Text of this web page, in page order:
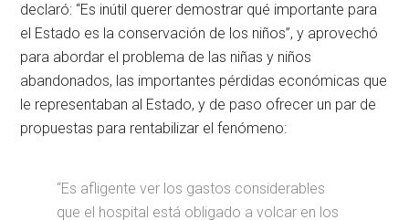
declaró: “Es inútil querer demostrar qué importante para
el Estado es la conservación de los niños”, y aprovechó
para abordar el problema de las niñas y niños
abandonados, las importantes pérdidas económicas que
le representaban al Estado, y de paso ofrecer un par de
propuestas para rentabilizar el fenómeno:
“Es afligente ver los gastos considerables
que el hospital está obligado a volcar en los